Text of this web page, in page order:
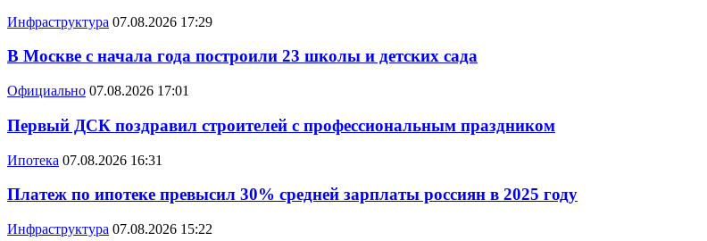
Инфраструктура 07.08.2026 17:29
В Москве с начала года построили 23 школы и детских сада
Официально 07.08.2026 17:01
Первый ДСК поздравил строителей с профессиональным праздником
Ипотека 07.08.2026 16:31
Платеж по ипотеке превысил 30% средней зарплаты россиян в 2025 году
Инфраструктура 07.08.2026 15:22